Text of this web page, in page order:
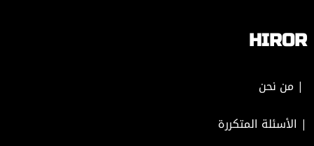
HIROR
| من نحن
| الأسئلة المتكررة